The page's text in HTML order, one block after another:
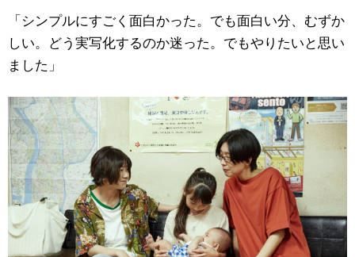
「シンプルにすごく面白かった。でも面白い分、むずか
しい。どう実写化するのか迷った。でもやりたいと思い
ました」